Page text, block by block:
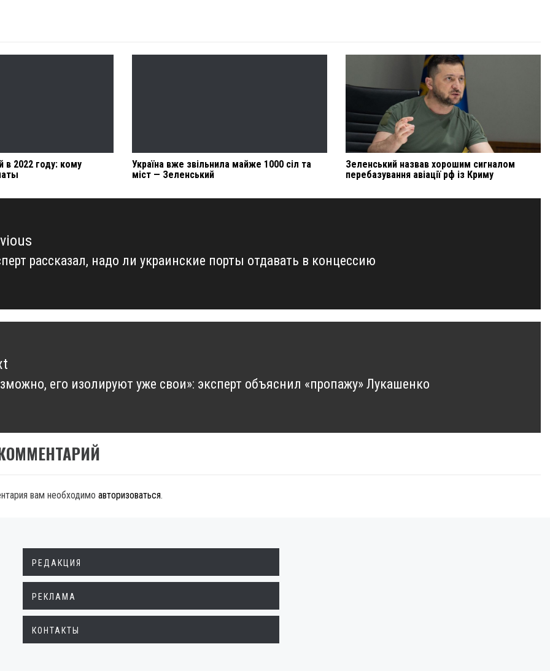
в 2022 году: кому
Україна вже звільнила майже 1000 сіл та
міст — Зеленський
Зеленський назвав хорошим сигналом
перебазування авіації рф із Криму
рассказал, надо ли украинские порты отдавать в концессию
его изолируют уже свои»: эксперт объяснил «пропажу» Лукашенко
вам необходимо авторизоваться.
РЕДАКЦИЯ
РЕКЛАМА
КОНТАКТЫ